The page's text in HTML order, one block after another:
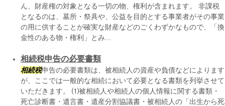
ん、財産権の対象となる一切の物、権利が含まれます。 非課税
となるのは、墓所・祭具や、公益を目的とする事業者がその事業
の用に供することが確実な財産などのごくわずかなもので、「換
金性のある物・権利」とみ...
相続税申告の必要書類
相続税申告の必要書類は、被相続人の資産や負債などによります
が、ここでは一般的な相続において必要となる書類を列挙させて
いただきます。 ⑴被相続人や相続人の個人情報に関する書類・
死亡診断書・遺言書・遺産分割協議書・被相続人の「出生から死